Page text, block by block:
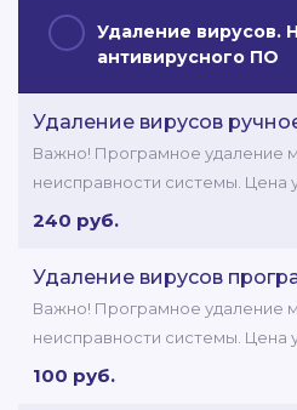
Удаление вирусов.
антивирусного ПО
Удаление вирусов
Важно! Програмное удаление
неисправности системы. Цена
240 руб.
Удаление вирусов
Важно! Програмное удаление
неисправности системы. Цена
100 руб.